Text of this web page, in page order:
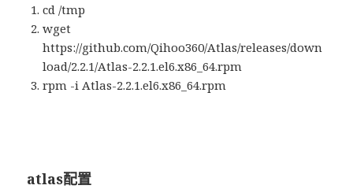
cd /tmp
wget
https://github.com/Qihoo360/Atlas/releases/down
load/2.2.1/Atlas-2.2.1.el6.x86_64.rpm
rpm -i Atlas-2.2.1.el6.x86_64.rpm
atlas配置